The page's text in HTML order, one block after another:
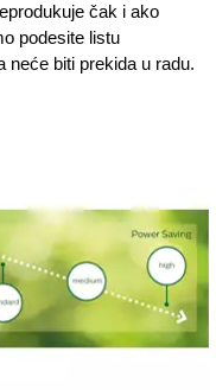
čak i ako
podesite listu
neće biti prekida u radu.